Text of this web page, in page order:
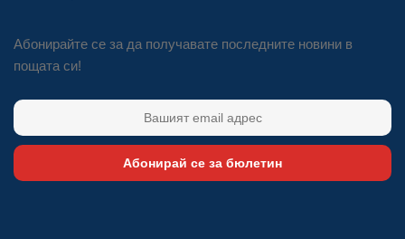
Абонирайте се за да получавате последните новини в
пощата си!
Абонирай се за бюлетин